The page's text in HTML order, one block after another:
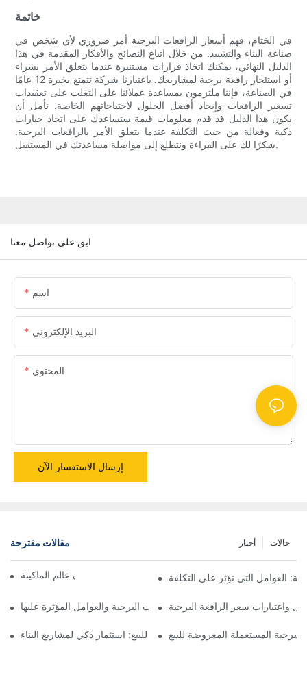
خاتمة
في الختام، فهم أسعار الرافعات البرجية أمر ضروري لأي شخص في
صناعة البناء والتشييد. من خلال اتباع النصائح والأفكار المقدمة في هذا
الدليل النهائي، يمكنك اتخاذ قرارات مستنيرة عندما يتعلق الأمر بشراء
أو استئجار رافعة برجية لمشاريعك. باعتبارنا شركة تتمتع بخبرة 12 عامًا
في الصناعة، فإننا ملتزمون بمساعدة عملائنا على التغلب على تعقيدات
تسعير الرافعات وإيجاد أفضل الحلول لاحتياجاتهم الخاصة. نأمل أن
يكون هذا الدليل قد قدم معلومات قيمة ستساعدك على اتخاذ خيارات
ذكية وفعالة من حيث التكلفة عندما يتعلق الأمر بالرافعات البرجية.
شكرًا لك على القراءة ونتطلع إلى مواصلة مساعدتك في المستقبل.
ابق على تواصل معنا
اسم
البريد الإلكتروني
المحتوى
إرسال الاستفسار الآن
مقالات مقترحة حالات أخبار
مرحبا بكم في عالم الماكينة العوامل التي تؤثر على التكلفة
الدليل النهائي لفهم أسعار الرافعات البرجية والعوامل المؤثرة عليها
واعتبارات سعر الرافعة البرجية
رافعات برجية مستعملة بأسعار معقولة للبيع: استثمار ذكي لمشاريع البناء
المستعملة المعروضة للبيع